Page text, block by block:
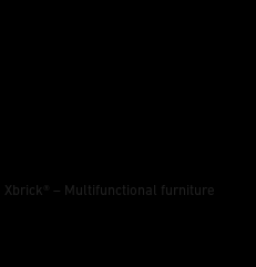
Xbrick® – Multifunctional furniture